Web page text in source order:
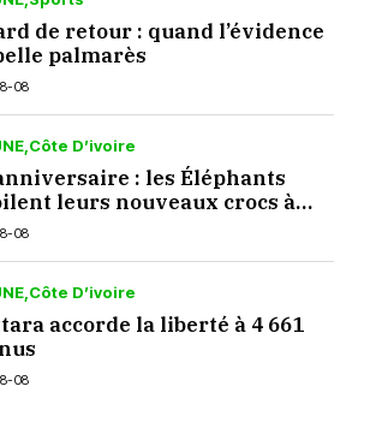
de retour : quand l’évidence
palmarès
08
Côte D’ivoire
: les Éléphants
leurs nouveaux crocs à
08
Côte D’ivoire
accorde la liberté à 4 661
08